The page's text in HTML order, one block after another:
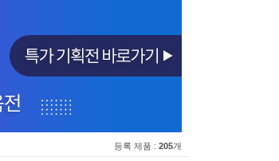
등록 제품 : 205개